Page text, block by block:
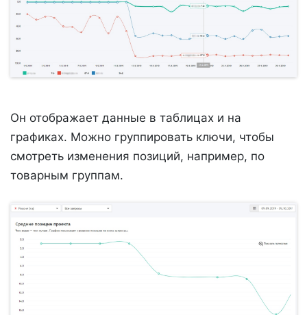
Он отображает данные в таблицах и на
графиках. Можно группировать ключи, чтобы
смотреть изменения позиций, например, по
товарным группам.